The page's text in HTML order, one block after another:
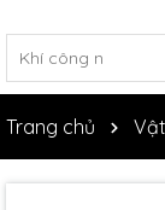
Trang chủ